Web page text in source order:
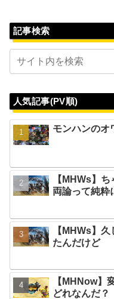
記事検索
人気記事(PV順)
モンハンのオ
【MHWs】
両論って純粋
【MHWs】
たんだけど
【MHNow】
どれなんだ？